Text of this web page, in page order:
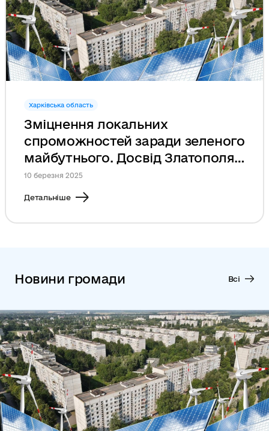
Харківська область
Зміцнення локальних
спроможностей заради зеленого
майбутнього. Досвід Златополя
у розробці муніципального
енергетичного плану
10 березня 2025
Детальніше
Новини громади Всі